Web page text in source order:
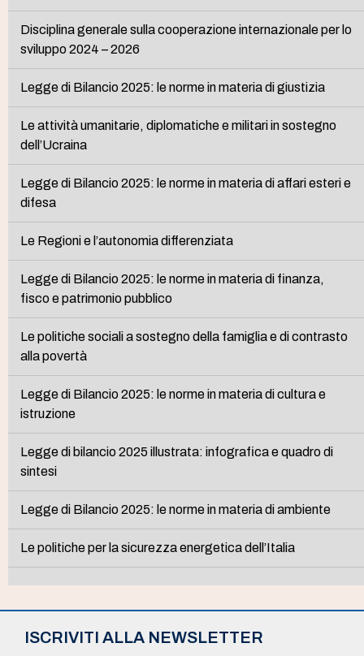
Disciplina generale sulla cooperazione internazionale per lo
sviluppo 2024 – 2026
Legge di Bilancio 2025: le norme in materia di giustizia
Le attività umanitarie, diplomatiche e militari in sostegno
dell’Ucraina
Legge di Bilancio 2025: le norme in materia di affari esteri e
difesa
Le Regioni e l’autonomia differenziata
Legge di Bilancio 2025: le norme in materia di finanza,
fisco e patrimonio pubblico
Le politiche sociali a sostegno della famiglia e di contrasto
alla povertà
Legge di Bilancio 2025: le norme in materia di cultura e
istruzione
Legge di bilancio 2025 illustrata: infografica e quadro di
sintesi
Legge di Bilancio 2025: le norme in materia di ambiente
Le politiche per la sicurezza energetica dell’Italia
ISCRIVITI ALLA NEWSLETTER